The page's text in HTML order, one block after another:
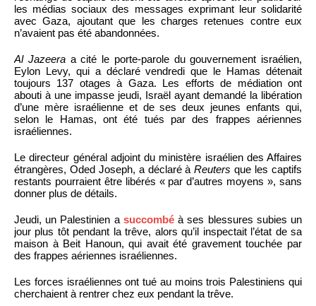
les médias sociaux des messages exprimant leur solidarité
avec Gaza, ajoutant que les charges retenues contre eux
n’avaient pas été abandonnées.
Al Jazeeraa cité le porte-parole du gouvernement israélien,
Eylon Levy, qui a déclaré vendredi que le Hamas détenait
toujours 137 otages à Gaza. Les efforts de médiation ont
abouti à une impasse jeudi, Israël ayant demandé la libération
d’une mère israélienne et de ses deux jeunes enfants qui,
selon le Hamas, ont été tués par des frappes aériennes
israéliennes.
Le directeur général adjoint du ministère israélien des Affaires
étrangères, Oded Joseph, a déclaré àReuters que les captifs
restants pourraient être libérés « par d’autres moyens », sans
donner plus de détails.
Jeudi, un Palestinien a succombéà ses blessures subies un
jour plus tôt pendant la trêve, alors qu’il inspectait l’état de sa
maison à Beit Hanoun, qui avait été gravement touchée par
des frappes aériennes israéliennes.
Les forces israéliennes ont tué au moins trois Palestiniens qui
cherchaient à rentrer chez eux pendant la trêve.